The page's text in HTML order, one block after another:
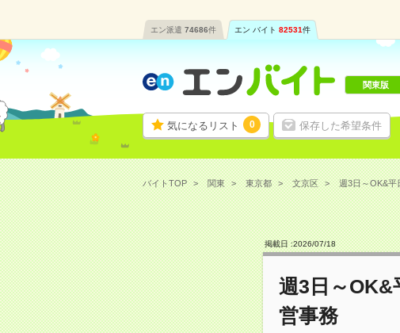
エン派遣 74686件 エン バイト 82531件
気になるリスト 0 保存した希望条件
関東版
バイトTOP 関東 東京都 文京区 週3日～OK&平
掲載日 :2026/07/18
週3日～OK&
営事務